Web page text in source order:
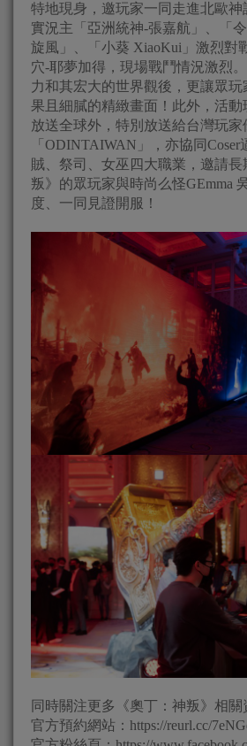
特地現身，邀玩家一同走進北歐
實況主「亞洲統神-張嘉航」、「
旋風」、「小葵 XiaoKui」激烈對
穴-耶夢加得，現場戰鬥情況激烈
力和其宏大的世界觀後，更讓眾
果且細膩的精緻畫面！此外，活動
放送全球外，特別放送給台灣玩家
「ODINTAIWAN」，亦協同
賊、祭司、女巫四大職業，邀請
叛》的眾玩家與時尚么怪GEmma
度、一同見證開服！
同時關注更多《奧丁：神叛》相關
官方預約網站：https://reurl.cc/